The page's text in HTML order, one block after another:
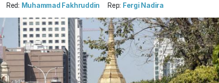
Red: Muhammad Fakhruddin Rep: Fergi Nadira